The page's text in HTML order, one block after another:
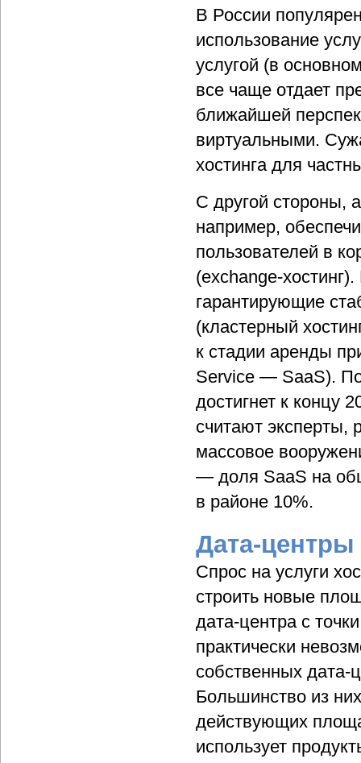
В России
использование
услугой (в
все чаще отдает
ближайшей
виртуальными.
хостинга для
С другой стороны,
например,
пользователей в
(exchange-
гарантирующие
(кластерный
к стадии аренды
Service — SaaS). По
достигнет к концу
считают эксперты,
массовое
— доля SaaS на
в районе 10%.
Дата-
Спрос на услуги
строить новые
дата-центра с
практически
собственных дата-
Большинство из
действующих
использует